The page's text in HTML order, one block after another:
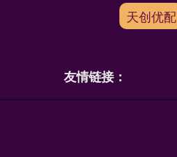
天创优配
友情链接：